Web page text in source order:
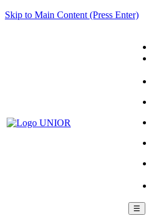
Skip to Main Content (Press Enter)
☰